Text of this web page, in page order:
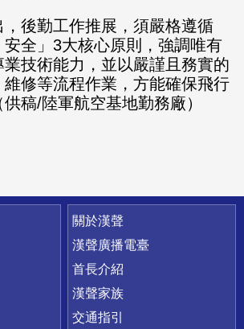
，後勤工作推展，須嚴格遵循
安全」3大核心原則，強調唯有
技術能力，並以嚴謹且務實的
修等流程作業，方能確保飛行
稿/陸軍航空基地勤務廠）
關於漢聲
漢聲廣播電臺
首長介紹
漢聲家族
交通指引